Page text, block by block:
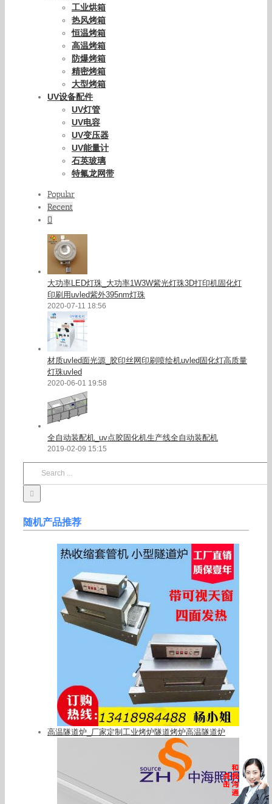
工业烘箱
热风烤箱
恒温烤箱
高温烤箱
防爆烤箱
精密烤箱
大型烤箱
UV设备配件
UV灯管
UV电容
UV变压器
UV能量计
石英玻璃
特氟龙网带
Popular
Recent
大功率LED灯珠_大功率1W3W紫光灯珠3D打印机固化灯
印刷用uvled紫外395nm灯珠
2020-07-11 18:56
材质uvled面光源_胶印丝网印刷喷绘机uvled固化灯高质量
灯珠uvled
2020-06-01 19:58
全自动装配机_uv点胶固化机生产线全自动装配机
2019-02-09 15:15
随机产品推荐
高温隧道炉_厂家定制工业烤炉隧道烤炉高温隧道炉